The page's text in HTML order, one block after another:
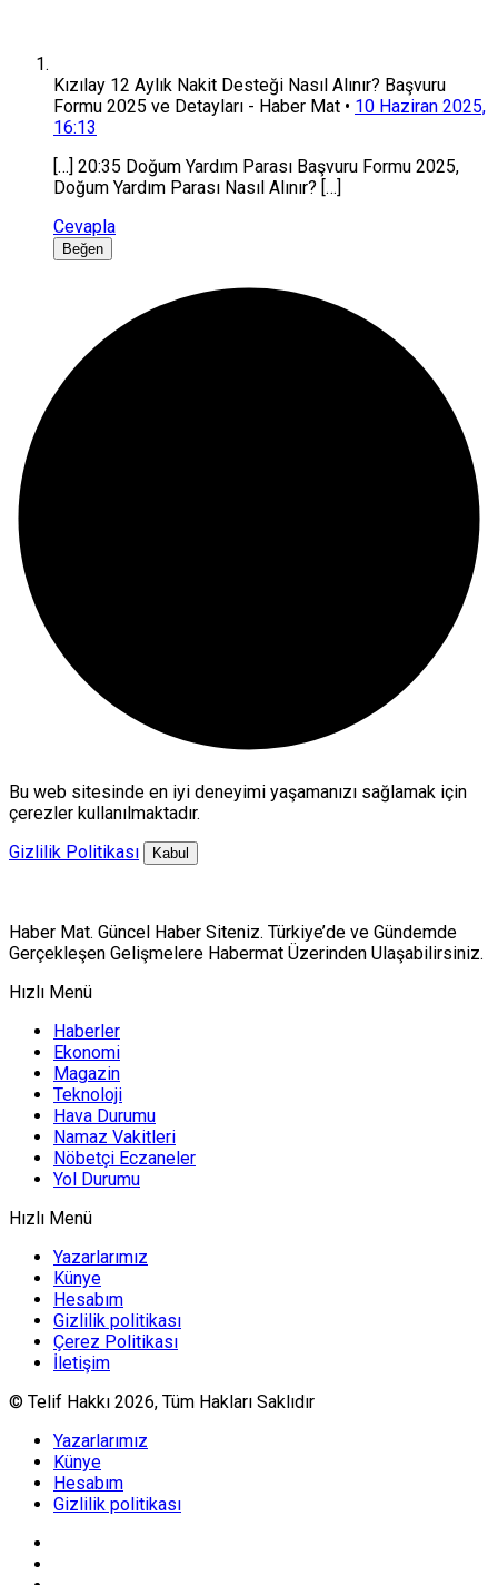
Kızılay 12 Aylık Nakit Desteği Nasıl Alınır? Başvuru
Formu 2025 ve Detayları - Haber Mat • 10 Haziran 2025,
16:13
[…] 20:35 Doğum Yardım Parası Başvuru Formu 2025,
Doğum Yardım Parası Nasıl Alınır? […]
Cevapla
Beğen
Bu web sitesinde en iyi deneyimi yaşamanızı sağlamak için
çerezler kullanılmaktadır.
Gizlilik Politikası
Kabul
Haber Mat. Güncel Haber Siteniz. Türkiye’de ve Gündemde
Gerçekleşen Gelişmelere Habermat Üzerinden Ulaşabilirsiniz.
Hızlı Menü
Haberler
Ekonomi
Magazin
Teknoloji
Hava Durumu
Namaz Vakitleri
Nöbetçi Eczaneler
Yol Durumu
Hızlı Menü
Yazarlarımız
Künye
Hesabım
Gizlilik politikası
Çerez Politikası
İletişim
© Telif Hakkı 2026, Tüm Hakları Saklıdır
Yazarlarımız
Künye
Hesabım
Gizlilik politikası